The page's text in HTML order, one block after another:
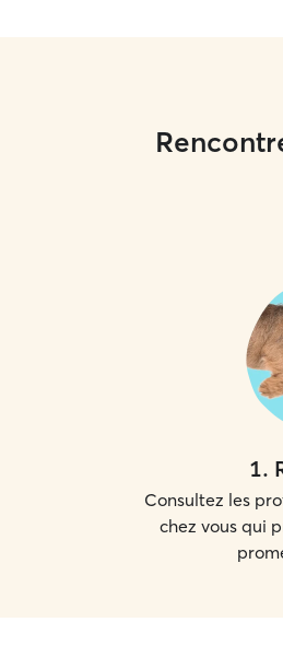
1.
Consultez les
chez vous qui